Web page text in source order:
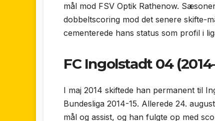
mål mod FSV Optik Rathenow.
dobbelt­scoring mod det senere skifte-
cementerede hans status som profil i
FC Ingolstadt 04
I maj 2014 skiftede han permanent til
Bundesliga 2014-15. Allerede 24.
mål og assist, og han fulgte op med